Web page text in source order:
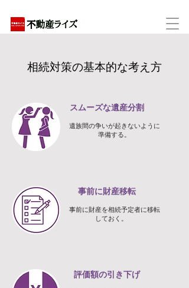
相続対策の基本的な考え方
スムーズな遺産分割
遺族間の争いが起きないように
準備する。
事前に財産移転
事前に財産を相続予定者に移転
しておく。 ​
評価額の引き下げ